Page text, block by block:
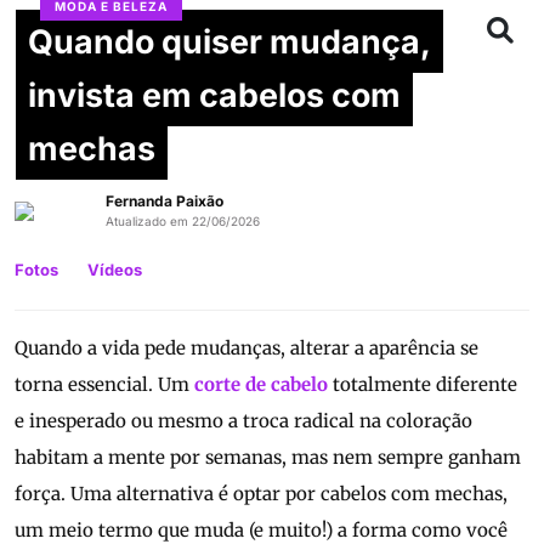
MODA E BELEZA
Quando quiser mudança,
invista em cabelos com
mechas
Fernanda Paixão
Atualizado em 22/06/2026
Fotos Vídeos
Quando a vida pede mudanças, alterar a aparência se
torna essencial. Um corte de cabelo totalmente diferente
e inesperado ou mesmo a troca radical na coloração
habitam a mente por semanas, mas nem sempre ganham
força. Uma alternativa é optar por cabelos com mechas,
um meio termo que muda (e muito!) a forma como você